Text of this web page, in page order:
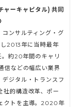
ーキャピタル) 共同
ンサルティング・グ
2013年に当時最年
約20年間のキャリ
信などの幅広い業界
ジタル・トランスフ
社的構造改革、ポー
クトを主導。2020年